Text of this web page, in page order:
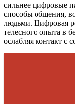
сильнее цифровые
способы общения,
людьми. Цифровая
телесного опыта в
ослабляя контакт